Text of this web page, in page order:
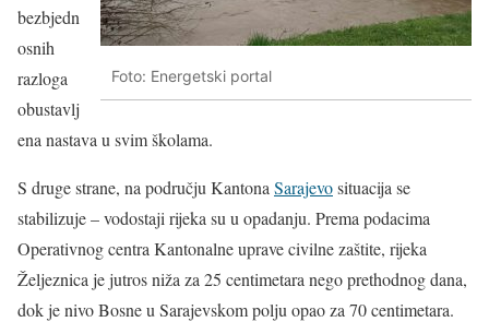
Foto: Energetski portal
bezbjedn
osnih
razloga
obustavlj
ena nastava u svim školama.
S druge strane, na području Kantona Sarajevosituacija se
stabilizuje – vodostaji rijeka su u opadanju. Prema podacima
Operativnog centra Kantonalne uprave civilne zaštite, rijeka
Željeznica je jutros niža za 25 centimetara nego prethodnog dana,
dok je nivo Bosne u Sarajevskom polju opao za 70 centimetara.